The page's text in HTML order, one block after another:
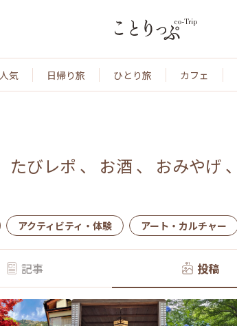
人気 日帰り旅 ひとり旅 カフェ
たびレポ 、 お酒 、 おみやげ 、
アクティビティ・体験 アート・カルチャー
記事 投稿